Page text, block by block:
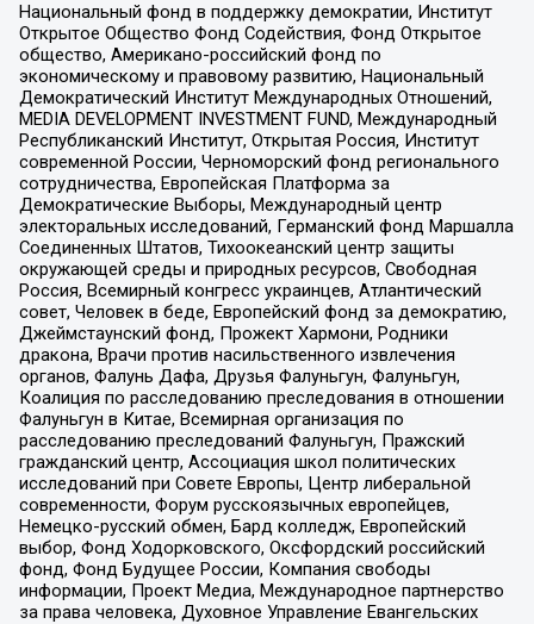
Национальный фонд в поддержку демократии, Институт
Открытое Общество Фонд Содействия, Фонд Открытое
общество, Американо-российский фонд по
экономическому и правовому развитию, Национальный
Демократический Институт Международных Отношений,
MEDIA DEVELOPMENT INVESTMENT FUND, Международный
Республиканский Институт, Открытая Россия, Институт
современной России, Черноморский фонд регионального
сотрудничества, Европейская Платформа за
Демократические Выборы, Международный центр
электоральных исследований, Германский фонд Маршалла
Соединенных Штатов, Тихоокеанский центр защиты
окружающей среды и природных ресурсов, Свободная
Россия, Всемирный конгресс украинцев, Атлантический
совет, Человек в беде, Европейский фонд за демократию,
Джеймстаунский фонд, Прожект Хармони, Родники
дракона, Врачи против насильственного извлечения
органов, Фалунь Дафа, Друзья Фалуньгун, Фалуньгун,
Коалиция по расследованию преследования в отношении
Фалуньгун в Китае, Всемирная организация по
расследованию преследований Фалуньгун, Пражский
гражданский центр, Ассоциация школ политических
исследований при Совете Европы, Центр либеральной
современности, Форум русскоязычных европейцев,
Немецко-русский обмен, Бард колледж, Европейский
выбор, Фонд Ходорковского, Оксфордский российский
фонд, Фонд Будущее России, Компания свободы
информации, Проект Медиа, Международное партнерство
за права человека, Духовное Управление Евангельских